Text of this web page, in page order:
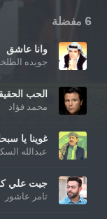
6 مفضلة
وانا عاشق
جويده
الحب
محمد فؤاد
غوينا يا
عبدالله
جيت علي
تامر عاشور